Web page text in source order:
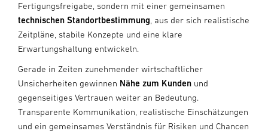
Fertigungsfreigabe, sondern mit einer gemeinsamen
technischen Standortbestimmung , aus der sich realistische
Zeitpläne, stabile Konzepte und eine klare
Erwartungshaltung entwickeln.
Gerade in Zeiten zunehmender wirtschaftlicher
Unsicherheiten gewinnen Nähe zum Kunden und
gegenseitiges Vertrauen weiter an Bedeutung.
Transparente Kommunikation, realistische Einschätzungen
und ein gemeinsames Verständnis für Risiken und Chancen